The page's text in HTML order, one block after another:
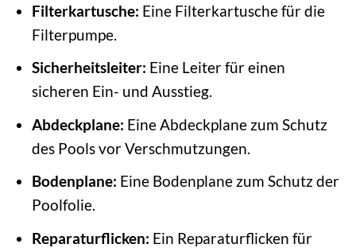
Filterkartusche: Eine Filterkartusche für die
Filterpumpe.
Sicherheitsleiter: Eine Leiter für einen
sicheren Ein- und Ausstieg.
Abdeckplane: Eine Abdeckplane zum Schutz
des Pools vor Verschmutzungen.
Bodenplane: Eine Bodenplane zum Schutz der
Poolfolie.
Reparaturflicken: Ein Reparaturflicken für